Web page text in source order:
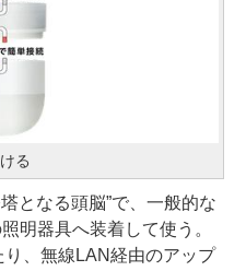
る
となる頭脳”で、一般的な
明器具へ装着して使う。
、無線LAN経由のアップ